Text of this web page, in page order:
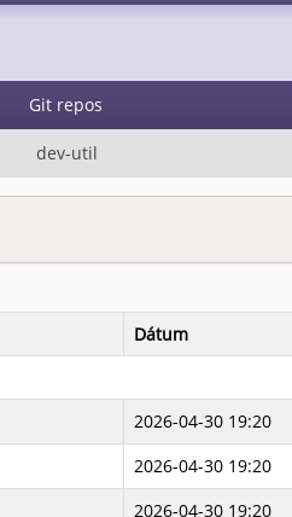
Git repos
dev-util
Dátum
2026-04-30 19:20
2026-04-30 19:20
2026-04-30 19:20